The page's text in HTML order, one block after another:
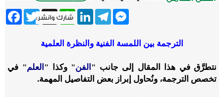
Twitter X
WhatsApp
LinkedInTelegram
Messenger
الترجمة بين اللمسة الفنية والنظرة العلمية
نتطرَّق في هذا المقال إلى جانب " الفن" وكذا " العلم" في
تخصص الترجمة، ونُحاول إبراز بعض التفاصيل المهمة.